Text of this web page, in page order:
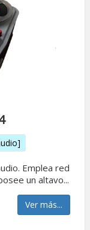
Emplea red
un altavo...
Ver más...